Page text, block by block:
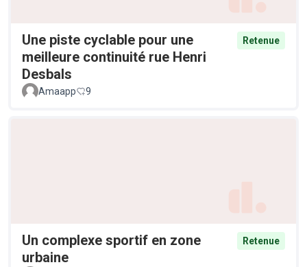
Une piste cyclable pour une
meilleure continuité rue Henri
Desbals
Retenue
Amaapp 9
Un complexe sportif en zone
urbaine
Retenue